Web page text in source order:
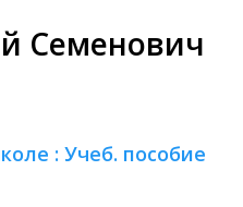
Семенович
: Учеб. пособие